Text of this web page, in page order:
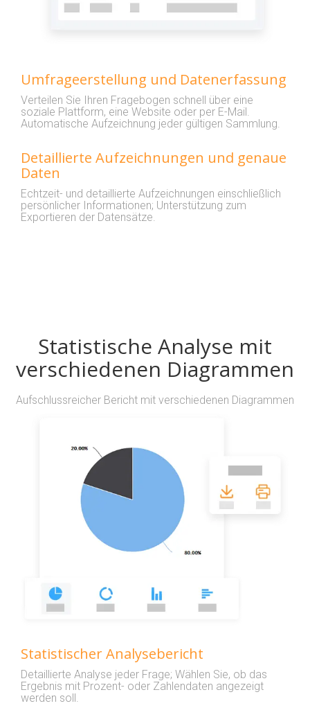
Umfrageerstellung und Datenerfassung
Verteilen Sie Ihren Fragebogen schnell über eine
soziale Plattform, eine Website oder per E-Mail.
Automatische Aufzeichnung jeder gültigen Sammlung.
Detaillierte Aufzeichnungen und genaue
Daten
Echtzeit- und detaillierte Aufzeichnungen einschließlich
persönlicher Informationen; Unterstützung zum
Exportieren der Datensätze.
Statistische Analyse mit
verschiedenen Diagrammen
Aufschlussreicher Bericht mit verschiedenen Diagrammen
Statistischer Analysebericht
Detaillierte Analyse jeder Frage; Wählen Sie, ob das
Ergebnis mit Prozent- oder Zahlendaten angezeigt
werden soll.